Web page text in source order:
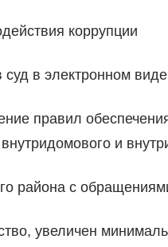
коррупции
в электронном виде
правил
и
района с
увеличен